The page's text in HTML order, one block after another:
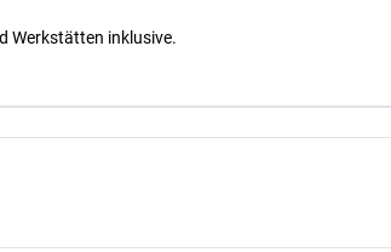
Werkstätten inklusive.